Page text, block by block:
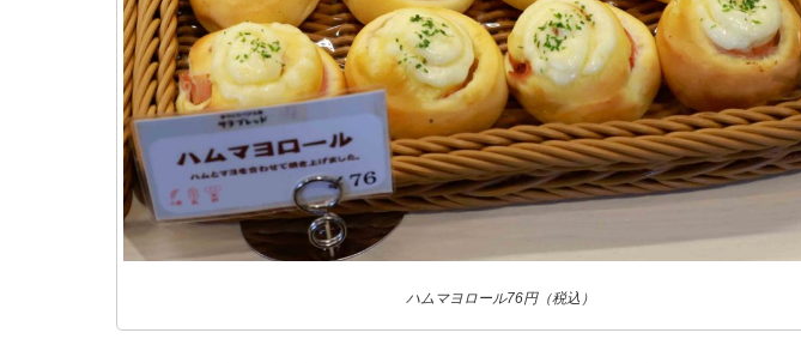
ハムマヨロール76円（税込）